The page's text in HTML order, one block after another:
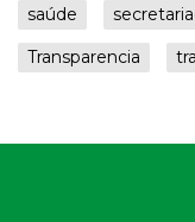
saúde
Transparencia